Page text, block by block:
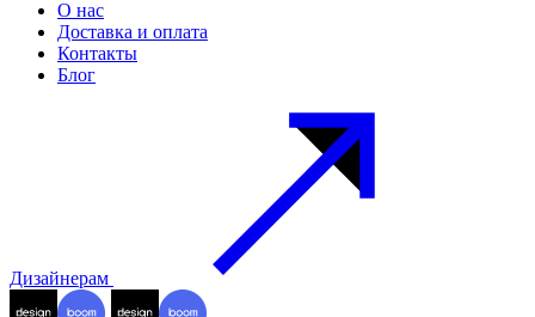
О нас
Доставка и оплата
Контакты
Блог
Дизайнерам